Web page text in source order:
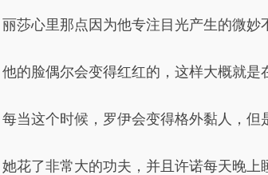
丽莎心里那点因为他专注目光产生的微妙
他的脸偶尔会变得红红的，这样大概就是
每当这个时候，罗伊会变得格外黏人，但
她花了非常大的功夫，并且许诺每天晚